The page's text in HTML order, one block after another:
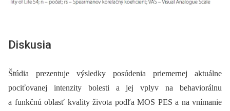
Diskusia
Štúdia prezentuje výsledky posúdenia priemernej aktuálne
pociťovanej intenzity bolesti a jej vplyv na behaviorálnu
a funkčnú oblasť kvality života podľa MOS PES a na vnímanie